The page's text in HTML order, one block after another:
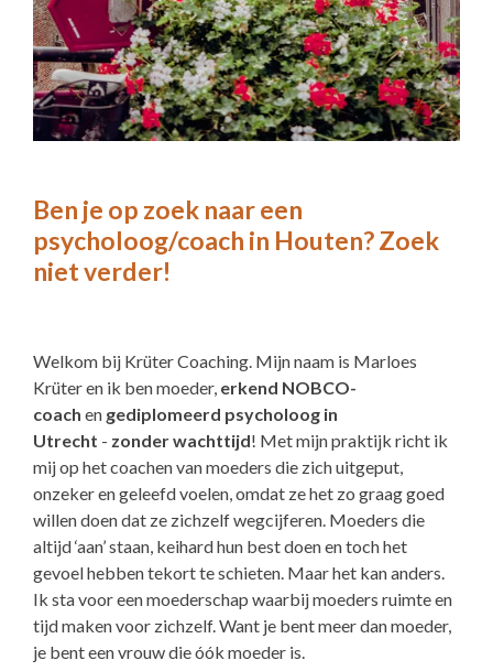
Ben je op zoek naar een
psycholoog/coach in Houten? Zoek
niet verder!
Welkom bij Krüter Coaching. Mijn naam is Marloes
Krüter en ik ben moeder, erkend NOBCO-
coach en gediplomeerd psycholoog in
Utrecht - zonder wachttijd! Met mijn praktijk richt ik
mij op het coachen van moeders die zich uitgeput,
onzeker en geleefd voelen, omdat ze het zo graag goed
willen doen dat ze zichzelf wegcijferen. Moeders die
altijd ‘aan’ staan, keihard hun best doen en toch het
gevoel hebben tekort te schieten. Maar het kan anders.
Ik sta voor een moederschap waarbij moeders ruimte en
tijd maken voor zichzelf. Want je bent meer dan moeder,
je bent een vrouw die óók moeder is.